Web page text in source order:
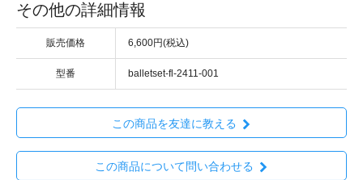
その他の詳細情報
販売価格 6,600円(税込)
型番 balletset-fl-2411-001
この商品を友達に教える
この商品について問い合わせる